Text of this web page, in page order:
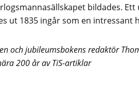
bildades.
ut 1835 ingår som en intressant
och jubileumsbokens redaktör
200 år av TiS-artiklar